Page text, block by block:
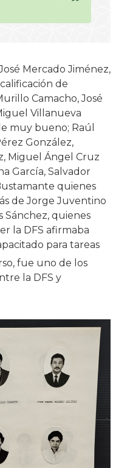
Mercado Jiménez,
de
Camacho, José
Villanueva
muy bueno; Raúl
González,
Miguel Ángel Cruz
García, Salvador
quienes
de Jorge Juventino
Sánchez, quienes
la DFS afirmaba
para tareas
fue uno de los
la DFS y